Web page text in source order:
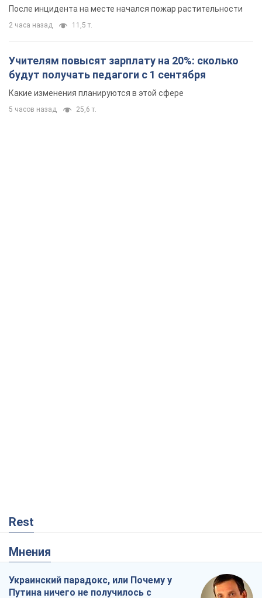
После инцидента на месте начался пожар растительности
2 часа назад 11,5 т.
Учителям повысят зарплату на 20%: сколько
будут получать педагоги с 1 сентября
Какие изменения планируются в этой сфере
5 часов назад 25,6 т.
Rest
Мнения
Украинский парадокс, или Почему у
Путина ничего не получилось с